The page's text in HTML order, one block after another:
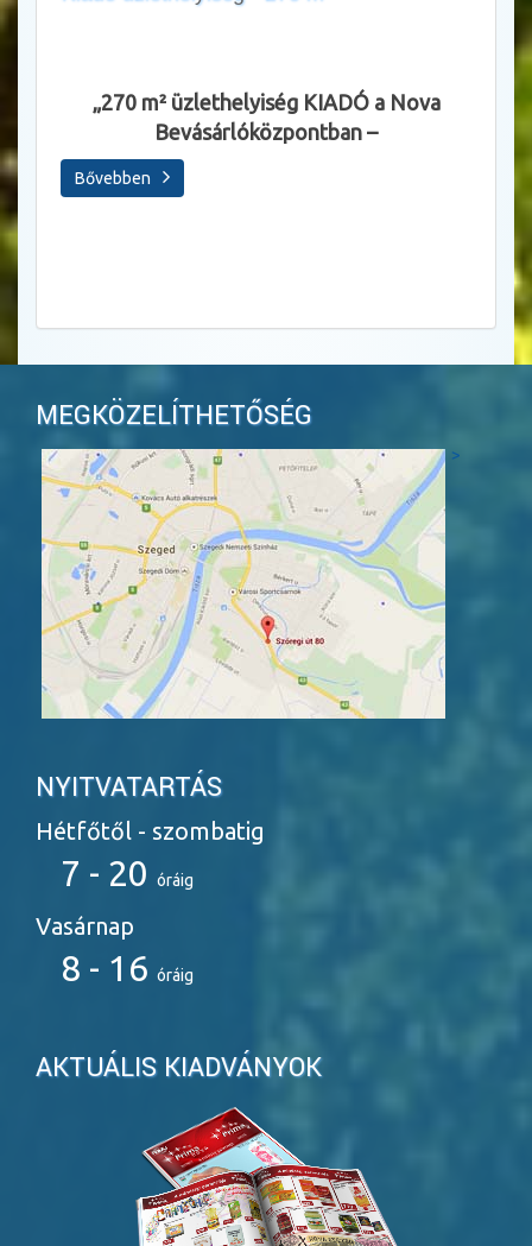
„270 m² üzlethelyiség KIADÓ a Nova
Bevásárlóközpontban –
Bővebben
MEGKÖZELÍTHETŐSÉG
>
NYITVATARTÁS
Hétfőtől - szombatig
7 - 20 óráig
Vasárnap
8 - 16 óráig
AKTUÁLIS KIADVÁNYOK